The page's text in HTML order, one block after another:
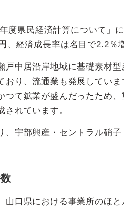
度県民経済計算について」
、経済成長率は名目で2.2％
中居沿岸地域に基礎素材型
おり、流通業も発展してい
て鉱業が盛んだったため
れています。
宇部興産・セントラル硝
山口県における事業所のほ